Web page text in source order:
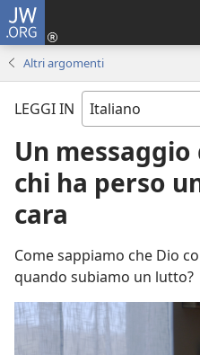
JW.ORG
Altri argomenti
LEGGI IN
Un
chi ha perso
cara
Come sappiamo che Dio
quando subiamo un lutto?